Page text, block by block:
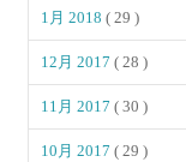
1月 2018( 29 )
12月 2017( 28 )
11月 2017( 30 )
10月 2017( 29 )